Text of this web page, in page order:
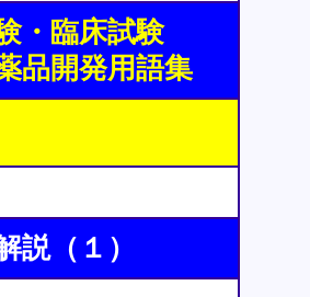
・臨床試験
品開発用語集
説（１）